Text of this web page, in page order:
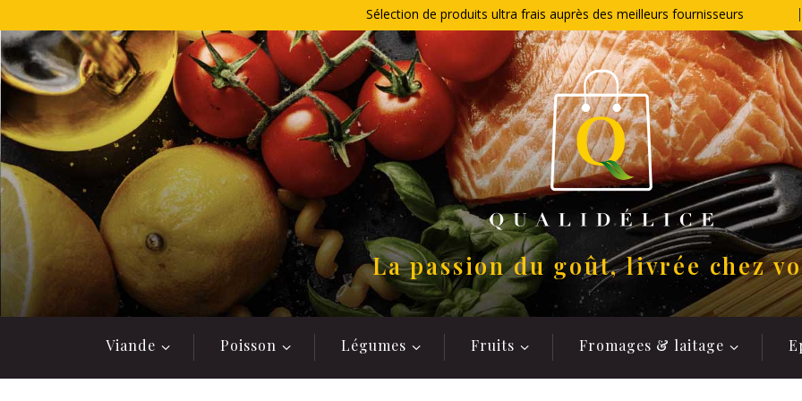
au
contenu
Sélection de produits ultra frais auprès des meilleurs fournisseurs
La passion du goût, livrée chez
Viande Poisson Légumes Fruits Fromages & laitage